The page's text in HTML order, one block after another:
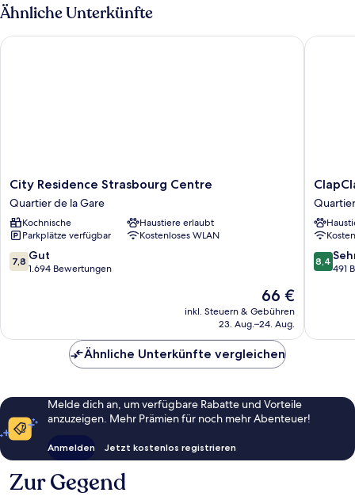
apartment
for
people
Ähnliche Unterkünfte
City
Residence
Strasbourg
Centre
Quartier
de
la
City Residence Strasbourg Centre
Quartier de la Gare
Kochnische
Haustiere erlaubt
Parkplätze verfügbar
Kostenloses WLAN
7.8
von
7,8 Gut
1.694 Bewertungen
Der
Preis
beträgt
66 €
inkl. Steuern & Gebühren
23. Aug.–24. Aug.
City Residence Strasbourg Centre
Hôtel
Quartier
de
la
Gare
8.4
von
8,4
491
Ähnliche Unterkünfte vergleichen
Melde dich an, um verfügbare Rabatte und Vorteile
anzuzeigen. Mehr Prämien für noch mehr Abenteuer!
Anmelden Jetzt kostenlos registrieren
Zur Gegend